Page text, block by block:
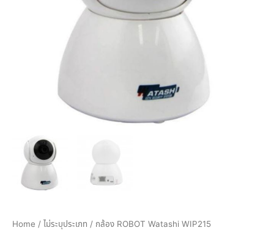
Home / ไม่ระบุประเภท / กล้อง ROBOT Watashi WIP215